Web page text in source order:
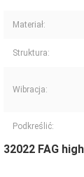
Materiał:
Struktura:
Wibracja:
Podkreślić:
32022 FAG